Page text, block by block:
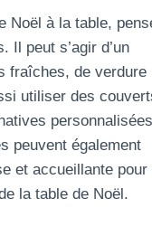
Noël à la table,
Il peut s’agir d’un
fraîches, de verdure
utiliser des
personnalisées
peuvent également
et accueillante pour
la table de Noël.